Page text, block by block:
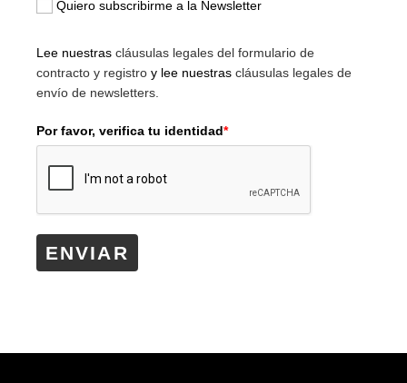
Quiero subscribirme a la Newsletter
Lee nuestras cláusulas legales del formulario de
contracto y registro y lee nuestras cláusulas legales de
envío de newsletters.
Por favor, verifica tu identidad*
ENVIAR